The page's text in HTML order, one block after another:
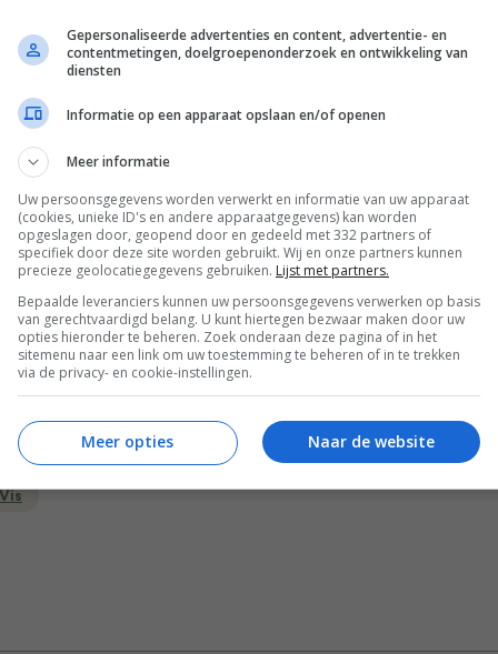
op een werkvlak en beleg elk vel met een flinke
Bestrijk de randen met het maizenamengsel,
aan.
3 minuten, in porties. Draai ze halverwege om.
uitlekken op keukenpapier en serveer met zoete
van Olphen; Fotografie: David Loftus.
Bewaar
Borrelhapjes recepten Gelegenheid Overdag
Vis
Gepersonaliseerde advertenties en content, advertentie- en
contentmetingen, doelgroepenonderzoek en ontwikkeling van
diensten
Informatie op een apparaat opslaan en/of openen
Meer informatie
Uw persoonsgegevens worden verwerkt en informatie van uw apparaat
(cookies, unieke ID's en andere apparaatgegevens) kan worden
opgeslagen door, geopend door en gedeeld met 332 partners of
specifiek door deze site worden gebruikt. Wij en onze partners kunnen
precieze geolocatiegegevens gebruiken. Lijst met partners.
Bepaalde leveranciers kunnen uw persoonsgegevens verwerken op basis
van gerechtvaardigd belang. U kunt hiertegen bezwaar maken door uw
opties hieronder te beheren. Zoek onderaan deze pagina of in het
sitemenu naar een link om uw toestemming te beheren of in te trekken
via de privacy- en cookie-instellingen.
Naar de website
Meer opties